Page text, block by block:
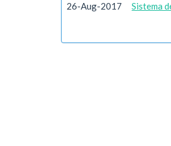
26-Aug-2017 Sistema